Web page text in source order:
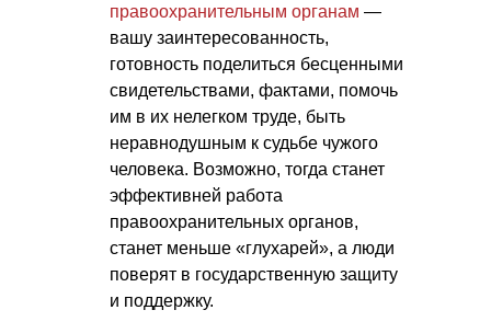
правоохранительным органам —
вашу заинтересованность,
готовность поделиться бесценными
свидетельствами, фактами, помочь
им в их нелегком труде, быть
неравнодушным к судьбе чужого
человека. Возможно, тогда станет
эффективней работа
правоохранительных органов,
станет меньше «глухарей», а люди
поверят в государственную защиту
и поддержку.